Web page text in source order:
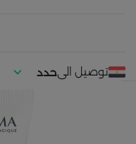
توصيل الىحدد